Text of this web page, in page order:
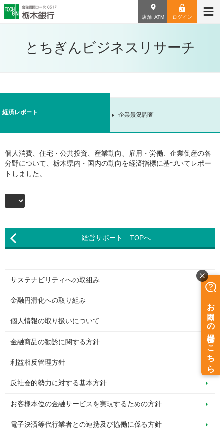
店舗･ATM ログイン
とちぎんビジネスリサーチ
経済レポート 企業景況調査
個人消費、住宅・公共投資、産業動向、雇用・労働、企業倒産の各
分野について、栃木県内・国内の動向を経済指標に基づいてレポー
トしました。
経営サポート TOPへ
サステナビリティへの取組み
金融円滑化への取り組み
個人情報の取り扱いについて
金融商品の勧誘に関する方針
利益相反管理方針
反社会的勢力に対する基本方針
お客様本位の金融サービスを実現するための方針
電子決済等代行業者との連携及び協働に係る方針